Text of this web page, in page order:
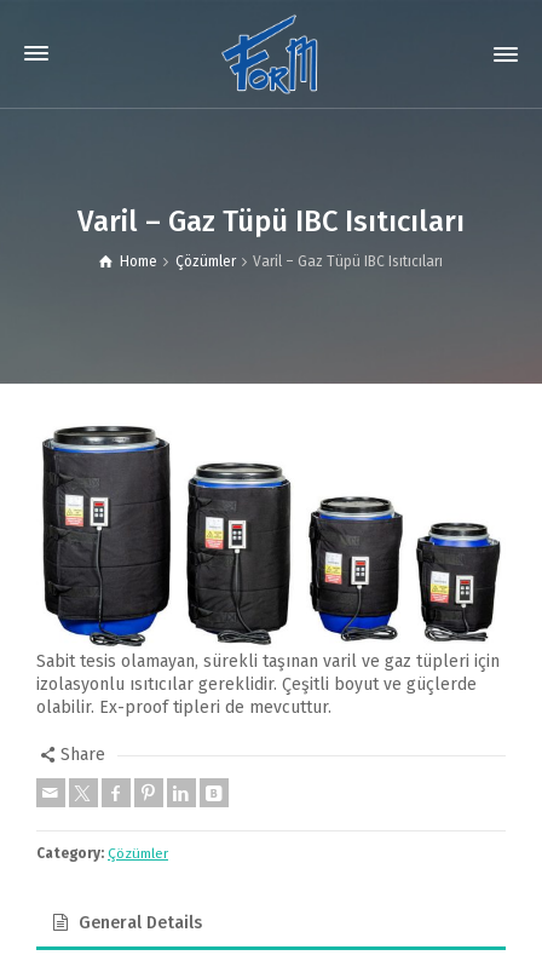
Varil – Gaz Tüpü IBC Isıtıcıları
Home Çözümler Varil – Gaz Tüpü IBC Isıtıcıları
Sabit tesis olamayan, sürekli taşınan varil ve gaz tüpleri için
izolasyonlu ısıtıcılar gereklidir. Çeşitli boyut ve güçlerde
olabilir. Ex-proof tipleri de mevcuttur.
Share
Category: Çözümler
General Details